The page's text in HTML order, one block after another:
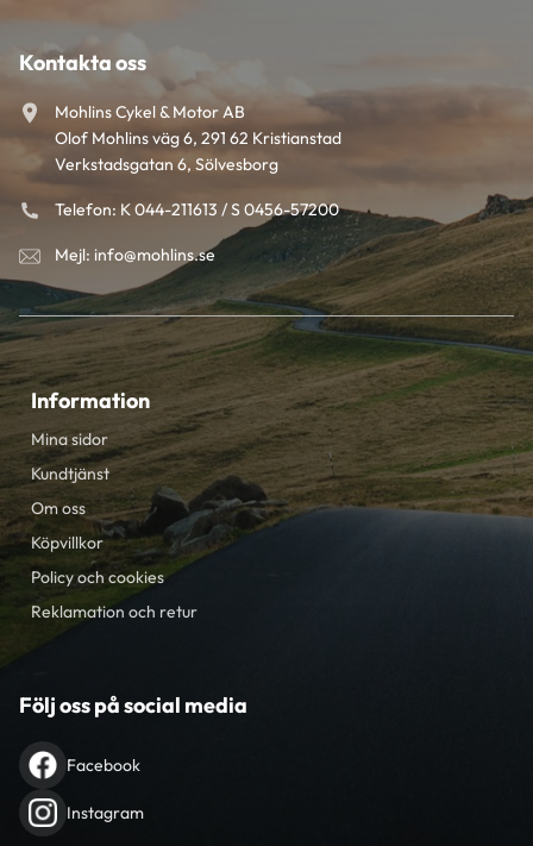
Kontakta oss
Mohlins Cykel & Motor AB
Olof Mohlins väg 6, 291 62 Kristianstad
Verkstadsgatan 6, Sölvesborg
Telefon: K 044-211613 / S 0456-57200
Mejl: info@mohlins.se
Information
Mina sidor
Kundtjänst
Om oss
Köpvillkor
Policy och cookies
Reklamation och retur
Följ oss på social media
Facebook
Instagram